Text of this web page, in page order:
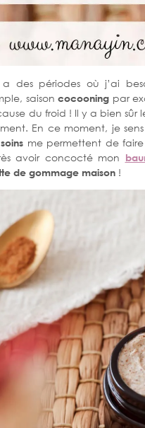
des périodes où j’ai
saison cocooning par
du froid ! Il y a bien sûr
En ce moment, je
soins me permettent de
avoir concocté mon
de gommage maison !